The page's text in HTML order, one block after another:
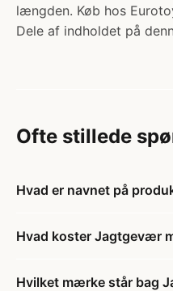
længden. Køb hos
Dele af indholdet på
Ofte stillede
Hvad er navnet på
Hvad koster Jagtgevær
Hvilket mærke står bag